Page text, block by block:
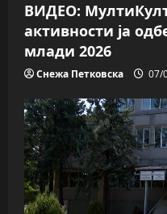
ВИДЕО:
активности ја
млади 2026
Снежа Петковска 07/